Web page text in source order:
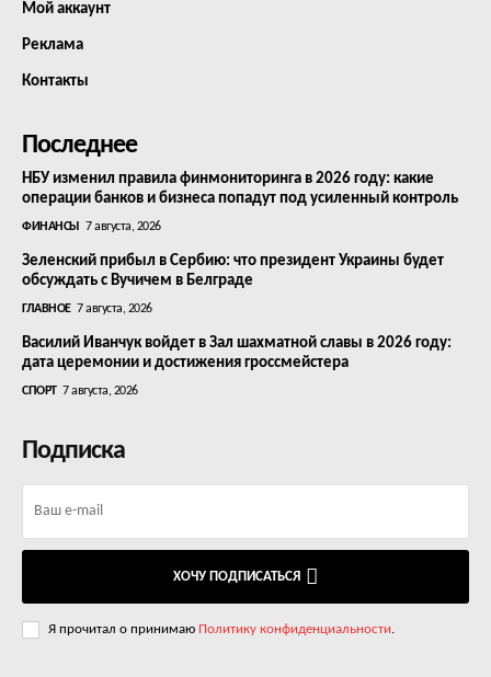
Мой аккаунт
Реклама
Контакты
Последнее
НБУ изменил правила финмониторинга в 2026 году: какие
операции банков и бизнеса попадут под усиленный контроль
ФИНАНСЫ 7 августа, 2026
Зеленский прибыл в Сербию: что президент Украины будет
обсуждать с Вучичем в Белграде
ГЛАВНОЕ 7 августа, 2026
Василий Иванчук войдет в Зал шахматной славы в 2026 году:
дата церемонии и достижения гроссмейстера
СПОРТ 7 августа, 2026
Подписка
ХОЧУ ПОДПИСАТЬСЯ
Я прочитал о принимаю Политику конфиденциальности.